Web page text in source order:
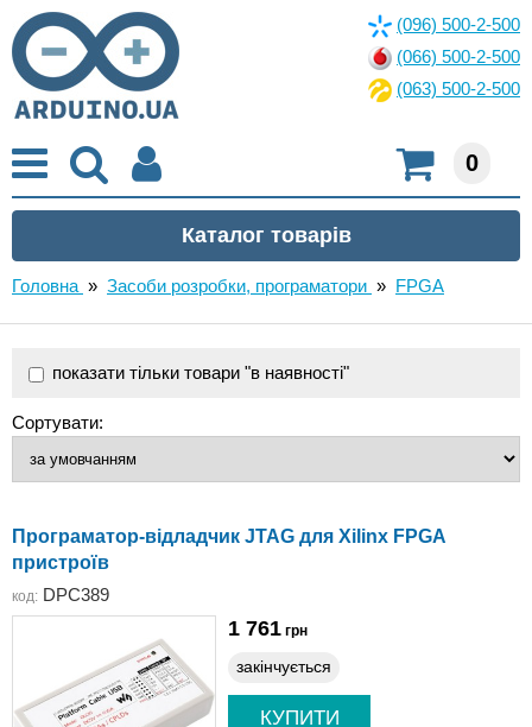
(096) 500-2-500
(066) 500-2-500
(063) 500-2-500
0
Головна » Засоби розробки, програматори » FPGA
показати тільки товари "в наявності"
Сортувати:
Програматор-відладчик JTAG для Xilinx FPGA
пристроїв
код: DPC389
1 761 грн
закінчується